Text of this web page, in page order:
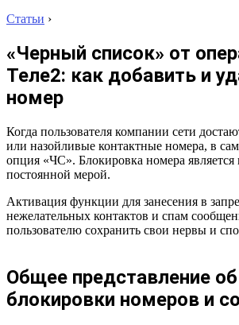
Статьи ›
«Черный список» от
Теле2: как добавить и
номер
Когда пользователя компании сети
или назойливые контактные номера, в
опция «ЧС». Блокировка номера
постоянной мерой.
Активация функции для занесения в
нежелательных контактов и спам
пользователю сохранить свои нервы и
Общее представление об
блокировки номеров и